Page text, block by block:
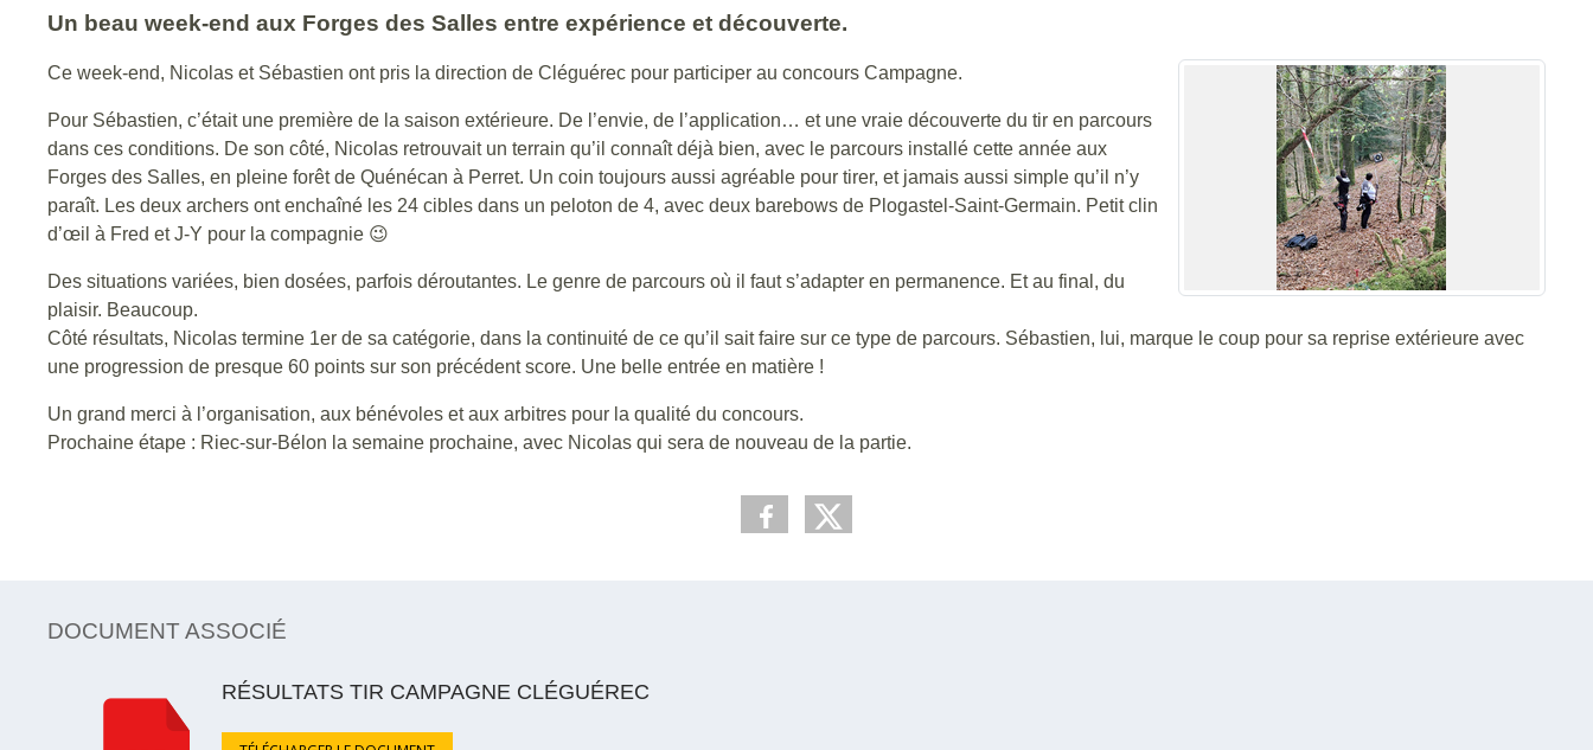
Un beau week-end aux Forges des Salles entre expérience et découverte.
Ce week-end, Nicolas et Sébastien ont pris la direction de Cléguérec pour participer au concours Campagne.
Pour Sébastien, c’était une première de la saison extérieure. De l’envie, de l’application… et une vraie découverte du tir en parcours
dans ces conditions. De son côté, Nicolas retrouvait un terrain qu’il connaît déjà bien, avec le parcours installé cette année aux
Forges des Salles, en pleine forêt de Quénécan à Perret. Un coin toujours aussi agréable pour tirer, et jamais aussi simple qu’il n’y
paraît. Les deux archers ont enchaîné les 24 cibles dans un peloton de 4, avec deux barebows de Plogastel-Saint-Germain. Petit clin
d’œil à Fred et J-Y pour la compagnie 😉
Des situations variées, bien dosées, parfois déroutantes. Le genre de parcours où il faut s’adapter en permanence. Et au final, du
plaisir. Beaucoup.
Côté résultats, Nicolas termine 1er de sa catégorie, dans la continuité de ce qu’il sait faire sur ce type de parcours. Sébastien, lui, marque le coup pour sa reprise extérieure avec
une progression de presque 60 points sur son précédent score. Une belle entrée en matière !
Un grand merci à l’organisation, aux bénévoles et aux arbitres pour la qualité du concours.
Prochaine étape : Riec-sur-Bélon la semaine prochaine, avec Nicolas qui sera de nouveau de la partie.
DOCUMENT ASSOCIÉ
RÉSULTATS TIR CAMPAGNE CLÉGUÉREC